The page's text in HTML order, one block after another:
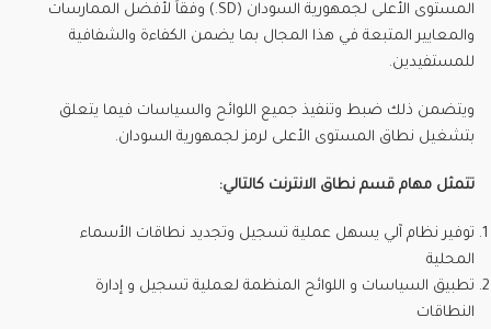
المستوى الأعلى لجمهورية السودان (SD.) وفقاً لأفضل الممارسات
والمعايير المتبعة في هذا المجال بما يضمن الكفاءة والشفافية
للمستفيدين.
ويتضمن ذلك ضبط وتنفيذ جميع اللوائح والسياسات فيما يتعلق
بتشغيل نطاق المستوى الأعلى لرمز لجمهورية السودان.
تتمثل مهام قسم نطاق الانترنت كالتالي:
توفير نظام آلي يسهل عملية تسجيل وتجديد نطاقات الأسماء
المحلية
تطبيق السياسات و اللوائح المنظمة لعملية تسجيل و إدارة
النطاقات